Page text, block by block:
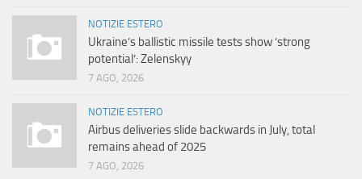
NOTIZIE ESTERO
Ukraine’s ballistic missile tests show ‘strong
potential’: Zelenskyy
7 AGO, 2026
NOTIZIE ESTERO
Airbus deliveries slide backwards in July, total
remains ahead of 2025
7 AGO, 2026